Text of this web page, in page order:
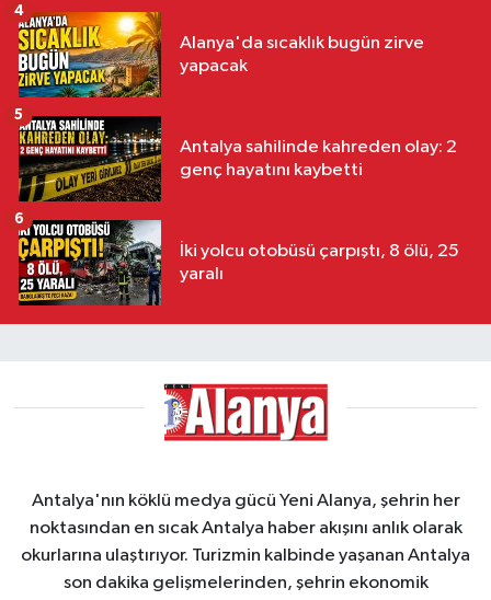
Alanya'da sıcaklık bugün zirve
yapacak
4
Antalya sahilinde kahreden olay: 2
genç hayatını kaybetti
5
İki yolcu otobüsü çarpıştı, 8 ölü, 25
yaralı
6
Antalya'nın köklü medya gücü Yeni Alanya, şehrin her
noktasından en sıcak Antalya haber akışını anlık olarak
okurlarına ulaştırıyor. Turizmin kalbinde yaşanan Antalya
son dakika gelişmelerinden, şehrin ekonomik